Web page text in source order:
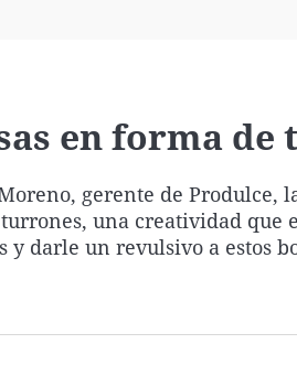
en forma
gerente de Produlce,
una creatividad que
darle un revulsivo a estos